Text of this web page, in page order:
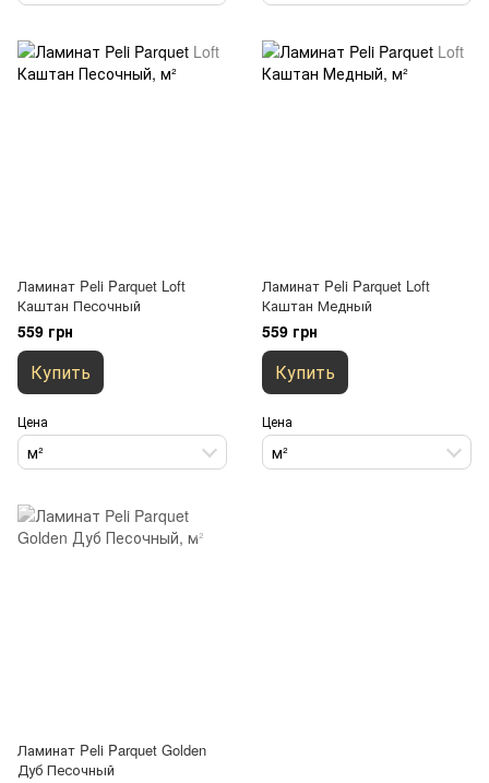
Ламинат Peli Parquet Loft
Каштан Песочный
559 грн
Купить
Цена
м²
Ламинат Peli Parquet Loft
Каштан Медный
559 грн
Купить
Цена
м²
Ламинат Peli Parquet Golden
Дуб Песочный